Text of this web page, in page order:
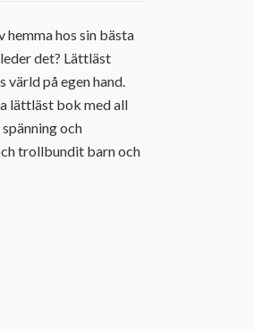
hos sin bästa
det? Lättläst
på egen hand.
lättläst bok med all
och
trollbundit barn och